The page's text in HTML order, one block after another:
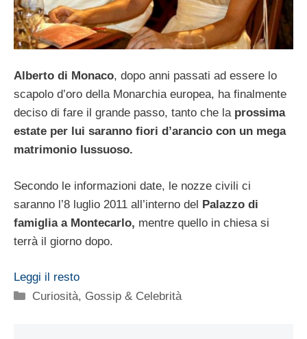
Alberto di Monaco, dopo anni passati ad essere lo
scapolo d’oro della Monarchia europea, ha finalmente
deciso di fare il grande passo, tanto che la prossima
estate per lui saranno fiori d’arancio con un mega
matrimonio lussuoso.
Secondo le informazioni date, le nozze civili ci
saranno l’8 luglio 2011 all’interno del Palazzo di
famiglia a Montecarlo, mentre quello in chiesa si
terrà il giorno dopo.
Leggi il resto
Categorie
Curiosità, Gossip & Celebrità